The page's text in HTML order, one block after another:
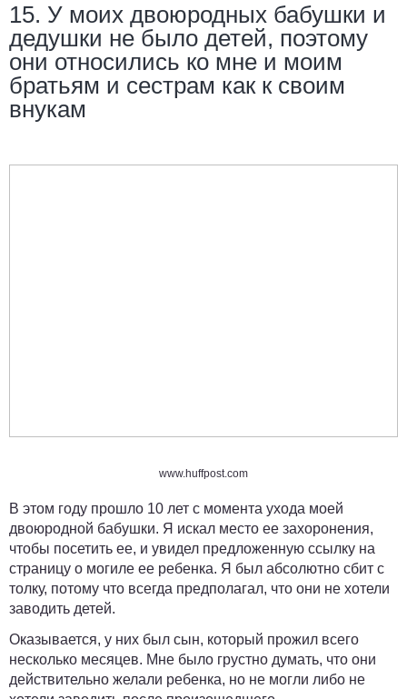
15. У моих двоюродных бабушки и
дедушки не было детей, поэтому
они относились ко мне и моим
братьям и сестрам как к своим
внукам
www.huffpost.com
В этом году прошло 10 лет с момента ухода моей
двоюродной бабушки. Я искал место ее захоронения,
чтобы посетить ее, и увидел предложенную ссылку на
страницу о могиле ее ребенка. Я был абсолютно сбит с
толку, потому что всегда предполагал, что они не хотели
заводить детей.
Оказывается, у них был сын, который прожил всего
несколько месяцев. Мне было грустно думать, что они
действительно желали ребенка, но не могли либо не